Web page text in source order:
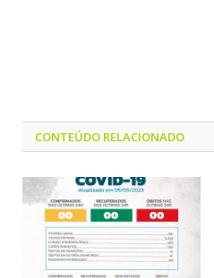
CONTEÚDO RELACIONADO